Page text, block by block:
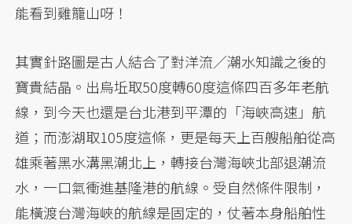
能看到雞籠山呀！
其實針路圖是古人結合了對洋流／潮水知識之後的
寶貴結晶。出烏坵取50度轉60度這條四百多年老航
線，到今天也還是台北港到平潭的「海峽高速」航
道；而澎湖取105度這條，更是每天上百艘船舶從高
雄乘著黑水溝黑潮北上，轉接台灣海峽北部退潮流
水，一口氣衝進基隆港的航線。受自然條件限制，
能橫渡台灣海峽的航線是固定的，仗著本身船舶性